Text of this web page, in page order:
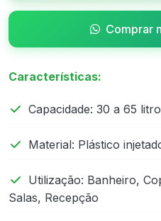
Comprar
Características:
Capacidade: 30 a 65
Material: Plástico
Utilização: Banheiro,
Salas, Recepção